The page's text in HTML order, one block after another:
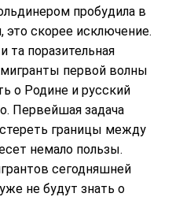
пробудила в
это скорее исключение.
та поразительная
первой волны
о Родине и русский
Первейшая задача
границы между
немало пользы.
сегодняшней
не будут знать о